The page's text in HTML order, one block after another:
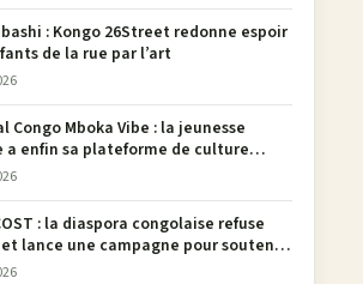
: Kongo 26Street redonne espoir
de la rue par l’art
Congo Mboka Vibe : la jeunesse
a enfin sa plateforme de culture
: la diaspora congolaise refuse
lance une campagne pour soutenir
FONAREV depuis Bruxelles